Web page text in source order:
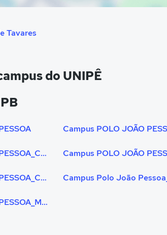
Tavares
do UNIPÊ
Campus POLO JOÃO PESSOA_CENTRO (UNIPE)
Campus POLO JOÃO PESSOA_CRUZ DAS ARMAS (UNIPE)
Campus POLO JOÃO PESSOA_MANGABEIRA